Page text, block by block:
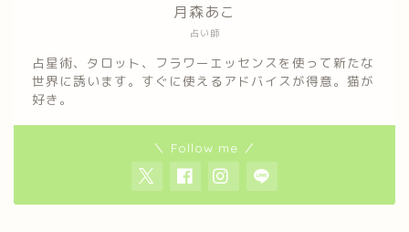
占い師
月森あこ
占星術、タロット、フラワーエッセンスを使って新たな
世界に誘います。すぐに使えるアドバイスが得意。猫が
好き。
＼ Follow me ／